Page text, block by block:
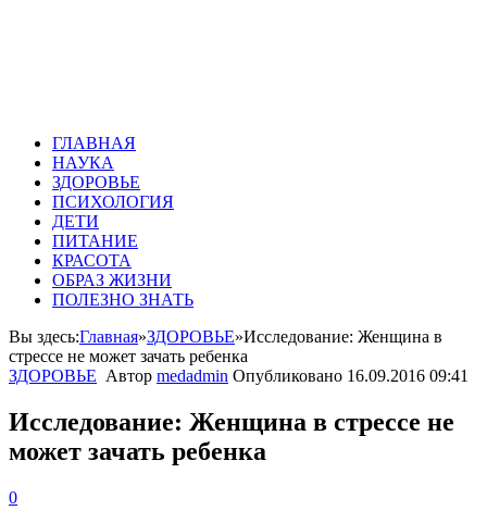
ГЛАВНАЯ
НАУКА
ЗДОРОВЬЕ
ПСИХОЛОГИЯ
ДЕТИ
ПИТАНИЕ
КРАСОТА
ОБРАЗ ЖИЗНИ
ПОЛЕЗНО ЗНАТЬ
Вы здесь:Главная»ЗДОРОВЬЕ»Исследование: Женщина в
стрессе не может зачать ребенка
ЗДОРОВЬЕ Автор medadmin Опубликовано 16.09.2016 09:41
Исследование: Женщина в стрессе не
может зачать ребенка
0